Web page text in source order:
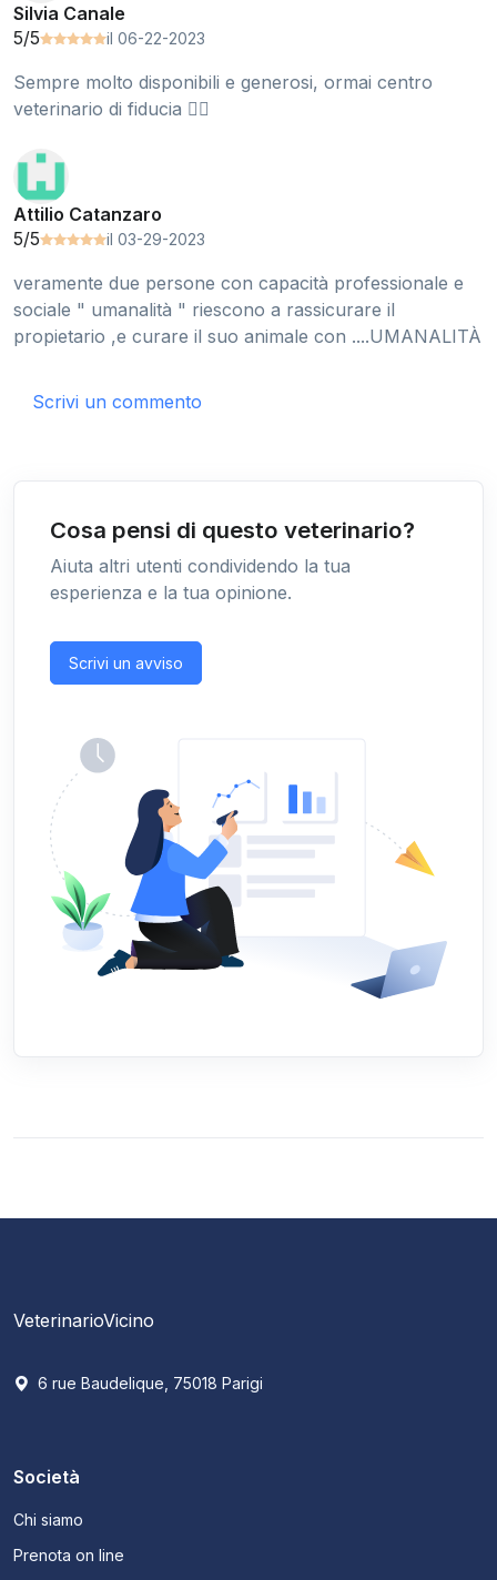
Silvia Canale
5/5
il 06-22-2023
Sempre molto disponibili e generosi, ormai centro
veterinario di fiducia 👍🏼
Attilio Catanzaro
5/5
il 03-29-2023
veramente due persone con capacità professionale e
sociale " umanalità " riescono a rassicurare il
propietario ,e curare il suo animale con ....UMANALITÀ
Scrivi un commento
Cosa pensi di questo veterinario?
Aiuta altri utenti condividendo la tua
esperienza e la tua opinione.
Scrivi un avviso
VeterinarioVicino
6 rue Baudelique, 75018 Parigi
Società
Chi siamo
Prenota on line